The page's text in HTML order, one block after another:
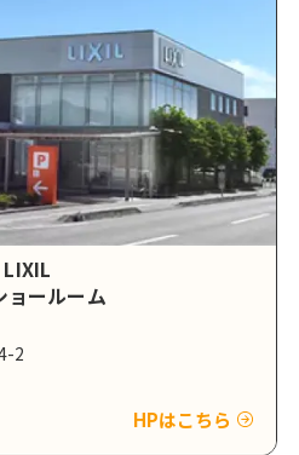
LIXIL
ョールーム
2
HPはこちら